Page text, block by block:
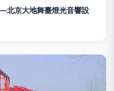
北京大地舞臺燈光音響設